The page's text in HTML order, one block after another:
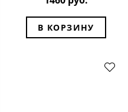
В КОРЗИНУ